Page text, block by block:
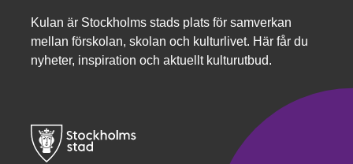
Kulan är Stockholms stads plats för samverkan
mellan förskolan, skolan och kulturlivet. Här får du
nyheter, inspiration och aktuellt kulturutbud.